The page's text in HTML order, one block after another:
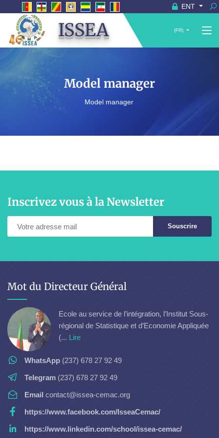
ENT
ISSEA (FR)
Model manager
Model manager
Inscrivez vous à la Newsletter
Souscrire
Mot du Directeur Général
Ecole au service de l’intégration, l’Institut Sous-
régional de Statistique et d’Economie Appliquée
(... Lire
WhatsApp (237) 678 27 92 49
Telegram (237) 678 27 92 49
Email contact@issea-cemac.org
https://www.facebook.com/IsseaCemac/
https://www.linkedin.com/school/issea-cemac/